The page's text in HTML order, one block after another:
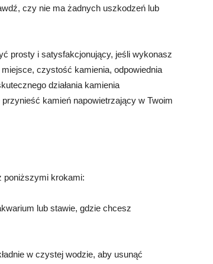
czy nie ma żadnych uszkodzeń lub
prosty i satysfakcjonujący, jeśli wykonasz
czystość kamienia, odpowiednia
działania kamienia
kamień napowietrzający w Twoim
poniższymi krokami:
lub stawie, gdzie chcesz
w czystej wodzie, aby usunąć